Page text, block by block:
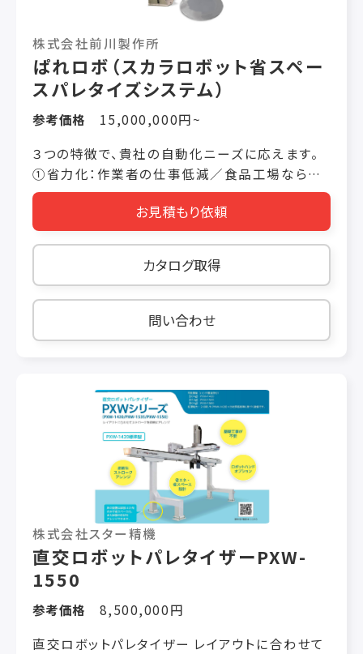
株式会社前川製作所
ぱれロボ（スカラロボット省スペー
スパレタイズシステム）
参考価格
15,000,000円~
３つの特徴で、貴社の自動化ニーズに応えます。
①省力化：作業者の仕事低減／食品工場ならで
はの様々な積み方にも対応。 ②省スペース：従来
のパレタイジングロボットの１／２以下に設置可
能。 ③短期施工：土日休みの工事で据付完了。週
明けから本稼働可能。
お見積もり依頼
カタログ取得
問い合わせ
株式会社スター精機
直交ロボットパレタイザーPXW-
1550
参考価格
8,500,000円
直交ロボットパレタイザー レイアウトに合わせて